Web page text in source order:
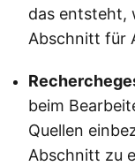
das entsteht,
Abschnitt für
beim
Quellen
Abschnitt zu